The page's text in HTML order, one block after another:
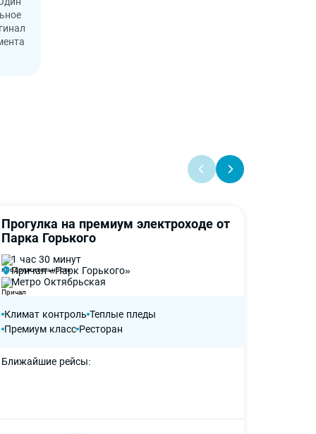
-50%
Прогулка на премиум электроходе от
Парка Горького
1 час 30 минут
Причал «Парк Горького»
Метро Октябрьская
Климат контроль Теплые пледы
Премиум класс Ресторан
Ближайшие рейсы